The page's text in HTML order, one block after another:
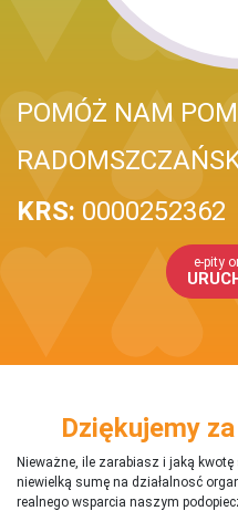
POMÓŻ NAM
KRS: 0000252362
e-pity
Dziękujemy
Nieważne, ile zarabiasz i jaką
niewielką sumę na działalnosć
realnego wsparcia naszym